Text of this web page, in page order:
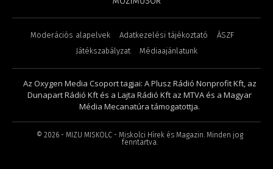
Moderációs alapelvek Adatkezelési tájékoztató
ÁSZF
Játékszabályzat
Médiaajánlatunk
Az Oxygen Media Csoport tagjai: A Plusz Rádió Nonprofit Kft, az
Dunapart Rádió Kft és a Lajta Rádió Kft az MTVA és a Magyar
Média Mecanatúra támogatottja.
© 2026- MIZU MISKOLC - Miskolci Hírek és Magazin. Minden jog
fenntartva.